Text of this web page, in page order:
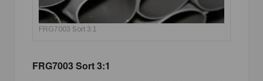
FRG7003 Sort 3:1
FRG7003 Sort 3:1